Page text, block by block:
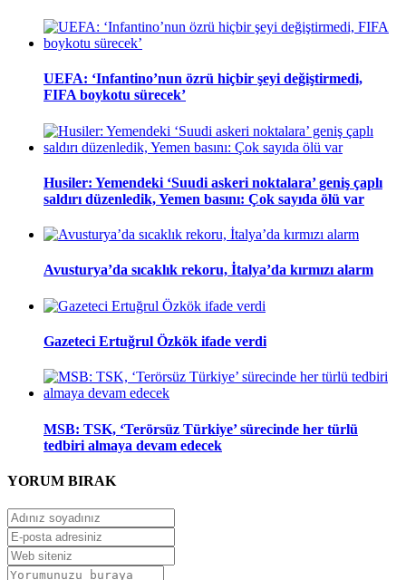
UEFA: ‘Infantino’nun özrü hiçbir şeyi değiştirmedi,
FIFA boykotu sürecek’
Husiler: Yemendeki ‘Suudi askeri noktalara’ geniş çaplı
saldırı düzenledik, Yemen basını: Çok sayıda ölü var
Avusturya’da sıcaklık rekoru, İtalya’da kırmızı alarm
Gazeteci Ertuğrul Özkök ifade verdi
MSB: TSK, ‘Terörsüz Türkiye’ sürecinde her türlü
tedbiri almaya devam edecek
YORUM BIRAK